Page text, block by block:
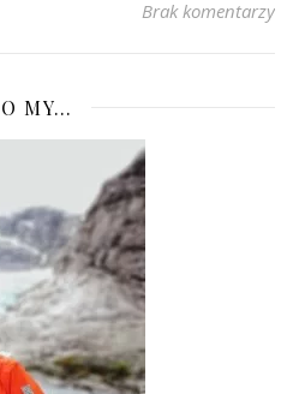
Brak komentarzy
MY…